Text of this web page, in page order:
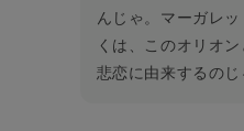
んじゃ。マーガレ
くは、このオリオ
悲恋に由来するのじ